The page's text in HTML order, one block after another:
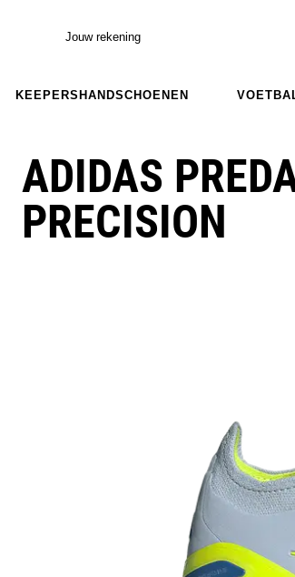
Jouw rekening
KEEPERSHANDSCHOENEN
ADIDAS
PRECISION